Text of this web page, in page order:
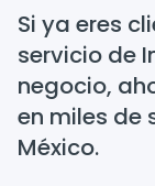
Si ya eres
servicio de
negocio,
en miles de
México.